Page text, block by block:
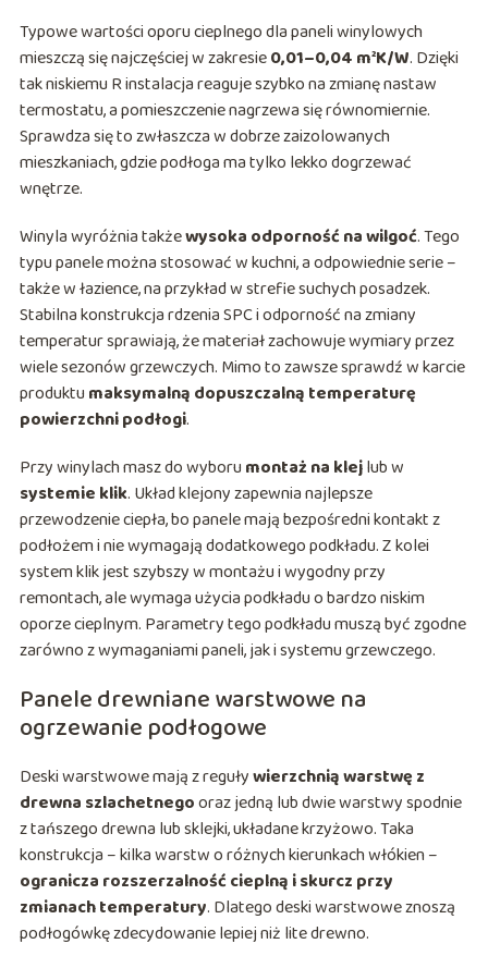
Typowe wartości oporu cieplnego dla paneli winylowych
mieszczą się najczęściej w zakresie0,01–0,04 m²K/W. Dzięki
tak niskiemu R instalacja reaguje szybko na zmianę nastaw
termostatu, a pomieszczenie nagrzewa się równomiernie.
Sprawdza się to zwłaszcza w dobrze zaizolowanych
mieszkaniach, gdzie podłoga ma tylko lekko dogrzewać
wnętrze.
Winyla wyróżnia takżewysoka odporność na wilgoć. Tego
typu panele można stosować w kuchni, a odpowiednie serie –
także w łazience, na przykład w strefie suchych posadzek.
Stabilna konstrukcja rdzenia SPC i odporność na zmiany
temperatur sprawiają, że materiał zachowuje wymiary przez
wiele sezonów grzewczych. Mimo to zawsze sprawdź w karcie
produktumaksymalną dopuszczalną temperaturę
powierzchni podłogi.
Przy winylach masz do wyborumontaż na klejlub w
systemie klik. Układ klejony zapewnia najlepsze
przewodzenie ciepła, bo panele mają bezpośredni kontakt z
podłożem i nie wymagają dodatkowego podkładu. Z kolei
system klik jest szybszy w montażu i wygodny przy
remontach, ale wymaga użycia podkładu o bardzo niskim
oporze cieplnym. Parametry tego podkładu muszą być zgodne
zarówno z wymaganiami paneli, jak i systemu grzewczego.
Panele drewniane warstwowe na
ogrzewanie podłogowe
Deski warstwowe mają z reguływierzchnią warstwę z
drewna szlachetnegooraz jedną lub dwie warstwy spodnie
z tańszego drewna lub sklejki, układane krzyżowo. Taka
konstrukcja – kilka warstw o różnych kierunkach włókien –
ogranicza rozszerzalność cieplną i skurcz przy
zmianach temperatury. Dlatego deski warstwowe znoszą
podłogówkę zdecydowanie lepiej niż lite drewno.